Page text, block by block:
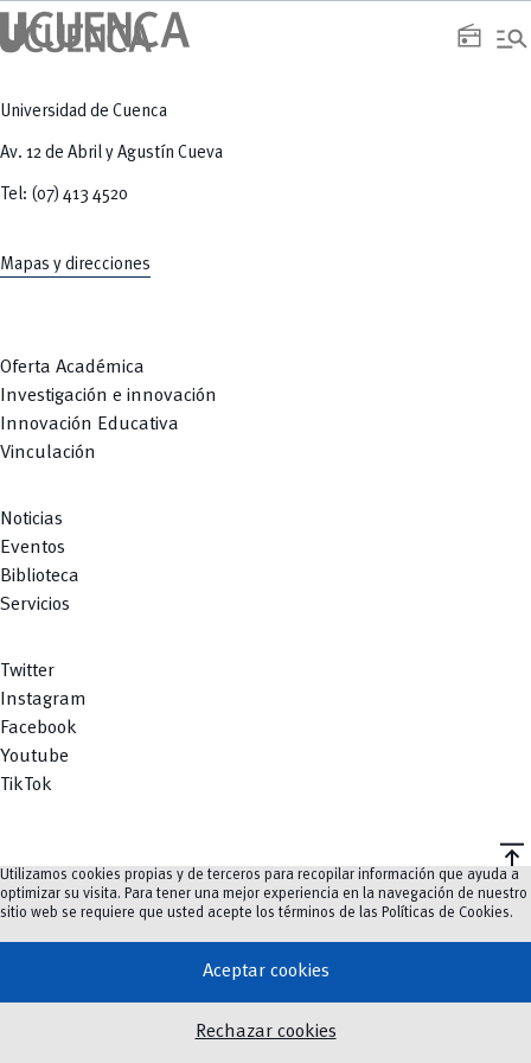
radio manage_search
Universidad de Cuenca
Av. 12 de Abril y Agustín Cueva
Tel: (07) 413 4520
Mapas y direcciones
Oferta Académica
Investigación e innovación
Innovación Educativa
Vinculación
Noticias
Eventos
Biblioteca
Servicios
Twitter
Instagram
Facebook
Youtube
TikTok
vertical_align_top
©2023-2026UCuenca.
Utilizamos cookies propias y de terceros para recopilar información que ayuda a
optimizar su visita. Para tener una mejor experiencia en la navegación de nuestro
sitio web se requiere que usted acepte los términos de las Políticas de Cookies.
Aceptar cookies
Rechazar cookies